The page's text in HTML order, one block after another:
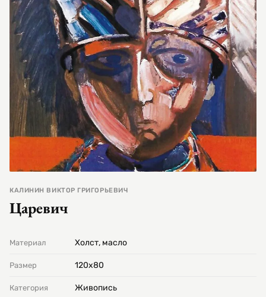
КАЛИНИН ВИКТОР ГРИГОРЬЕВИЧ
Царевич
Материал Холст, масло
Размер 120х80
Категория Живопись